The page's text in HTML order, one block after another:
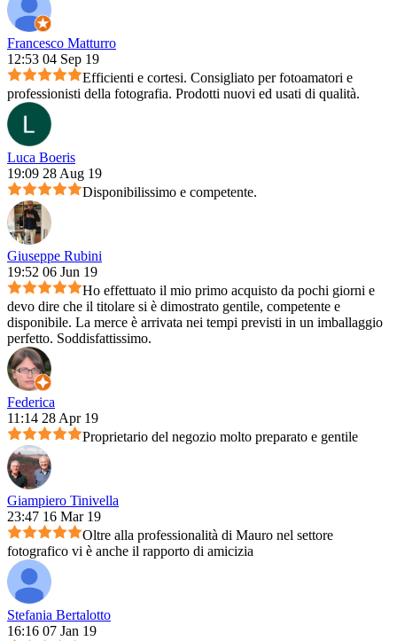
Francesco Matturro
12:53 04 Sep 19
Efficienti e cortesi. Consigliato per fotoamatori e
professionisti della fotografia. Prodotti nuovi ed usati di qualità.
Luca Boeris
19:09 28 Aug 19
Disponibilissimo e competente.
Giuseppe Rubini
19:52 06 Jun 19
Ho effettuato il mio primo acquisto da pochi giorni e
devo dire che il titolare si è dimostrato gentile, competente e
disponibile. La merce è arrivata nei tempi previsti in un imballaggio
perfetto. Soddisfattissimo.
Federica
11:14 28 Apr 19
Proprietario del negozio molto preparato e gentile
Giampiero Tinivella
23:47 16 Mar 19
Oltre alla professionalità di Mauro nel settore
fotografico vi è anche il rapporto di amicizia
Stefania Bertalotto
16:16 07 Jan 19